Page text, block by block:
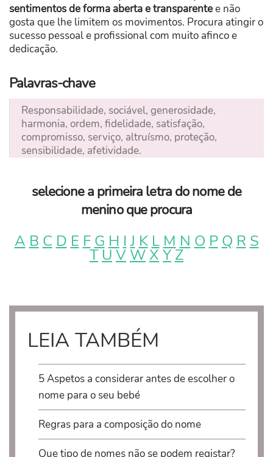
sentimentos de forma aberta e transparentee não
gosta que lhe limitem os movimentos. Procura atingir o
sucesso pessoal e profissional com muito afinco e
dedicação.
Palavras-chave
Responsabilidade, sociável, generosidade,
harmonia, ordem, fidelidade, satisfação,
compromisso, serviço, altruísmo, proteção,
sensibilidade, afetividade.
selecione a primeira letra do nome de
menino que procura
A B C D E F G H I J K L M N O P Q R S
TUVW XYZ
LEIA TAMBÉM
5 Aspetos a considerar antes de escolher o
nome para o seu bebé
Regras para a composição do nome
Que tipo de nomes não se podem registar?